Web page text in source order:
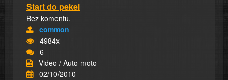
Start do pekel
Bez komentu.
common
4984x
6
Video / Auto-moto
02/10/2010